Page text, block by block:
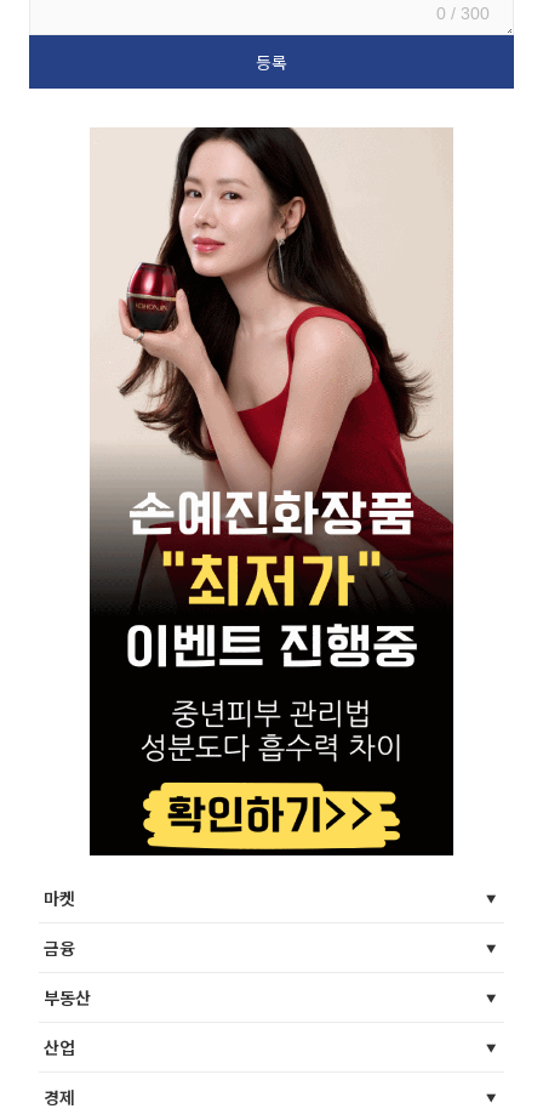
0 / 300
마켓
금융
부동산
산업
경제